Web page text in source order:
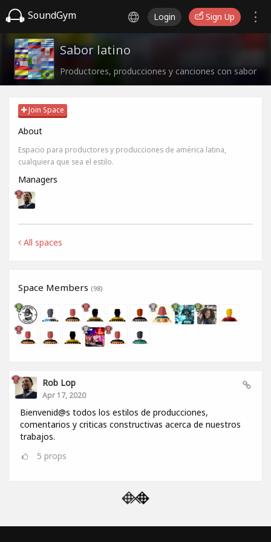
SoundGym Login Sign Up
Sabor latino
Productores, producciones y canciones con sabor
Join Space
About
Espacio para productores y producciones de américa latina,
cualquiera que sea el estilo.
Managers
All spaces
Space Members (98)
Rob Lop
Apr 17, 2020
Bienvenid@s todos los estilos de producciones,
comentarios y criticas constructivas acerca de nuestros
trabajos.
5 props